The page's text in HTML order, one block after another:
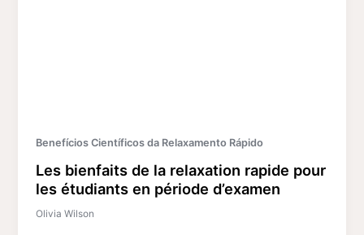
Benefícios Científicos da Relaxamento Rápido
Les bienfaits de la relaxation rapide pour
les étudiants en période d’examen
Olivia Wilson